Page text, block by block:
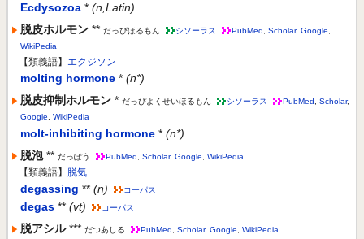
Ecdysozoa * (n,Latin)
脱皮ホルモン ** だっぴほるもん シソーラス PubMed Scholar, Google
WikiPedia
【類義語】 エクジソン
molting hormone * (n*)
脱皮抑制ホルモン * だっぴよくせいほるもん シソーラス PubMed Scholar,
Google
WikiPedia
molt-inhibiting hormone * (n*)
脱泡 ** だっぽう PubMed Scholar, Google WikiPedia
【類義語】 脱気
degassing ** (n) コーパス
degas ** (vt) コーパス
脱アシル *** だつあしる PubMed Scholar, Google WikiPedia